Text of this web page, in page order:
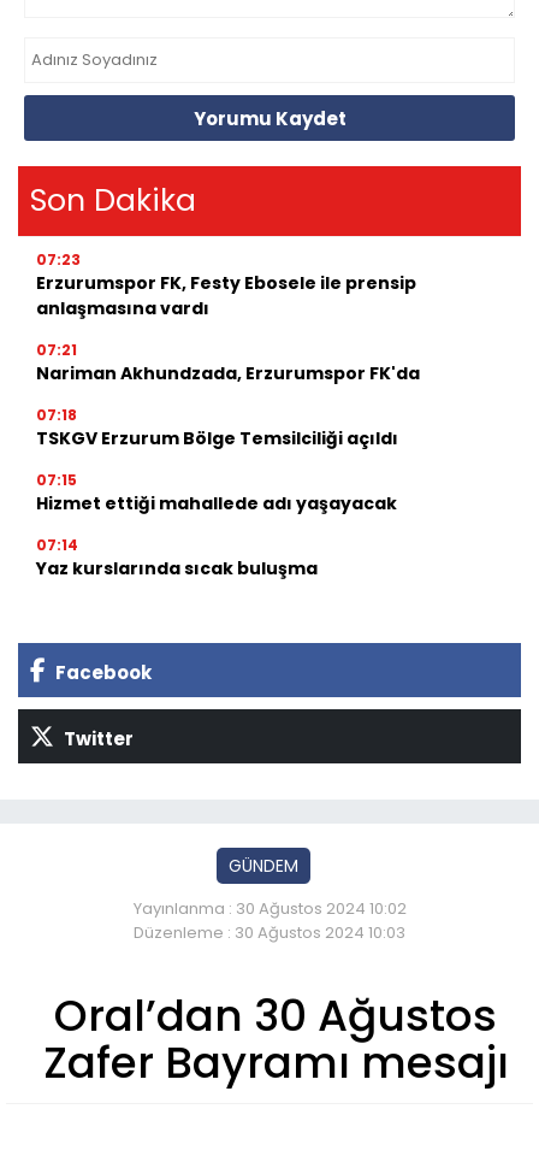
Yorumu Kaydet
Son Dakika
07:23
Erzurumspor FK, Festy Ebosele ile prensip
anlaşmasına vardı
07:21
Nariman Akhundzada, Erzurumspor FK'da
07:18
TSKGV Erzurum Bölge Temsilciliği açıldı
07:15
Hizmet ettiği mahallede adı yaşayacak
07:14
Yaz kurslarında sıcak buluşma
Facebook
Twitter
GÜNDEM
Yayınlanma : 30 Ağustos 2024 10:02
Düzenleme : 30 Ağustos 2024 10:03
Oral’dan 30 Ağustos
Zafer Bayramı mesajı